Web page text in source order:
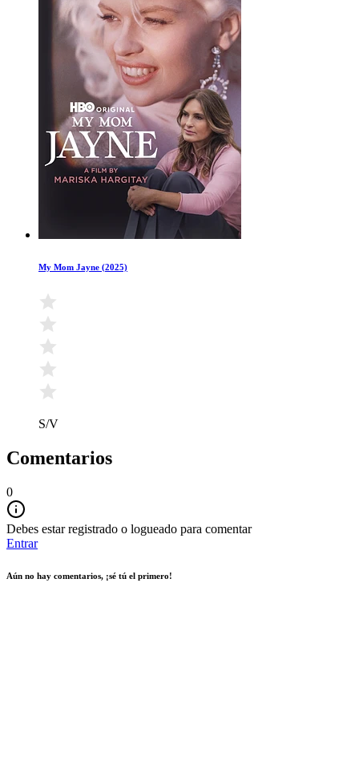
My Mom Jayne (2025)
S/V
Comentarios
0
Debes estar registrado o logueado para comentar
Entrar
Aún no hay comentarios, ¡sé tú el primero!